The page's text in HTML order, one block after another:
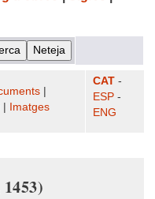
Imatges
CAT -
ESP -
ENG